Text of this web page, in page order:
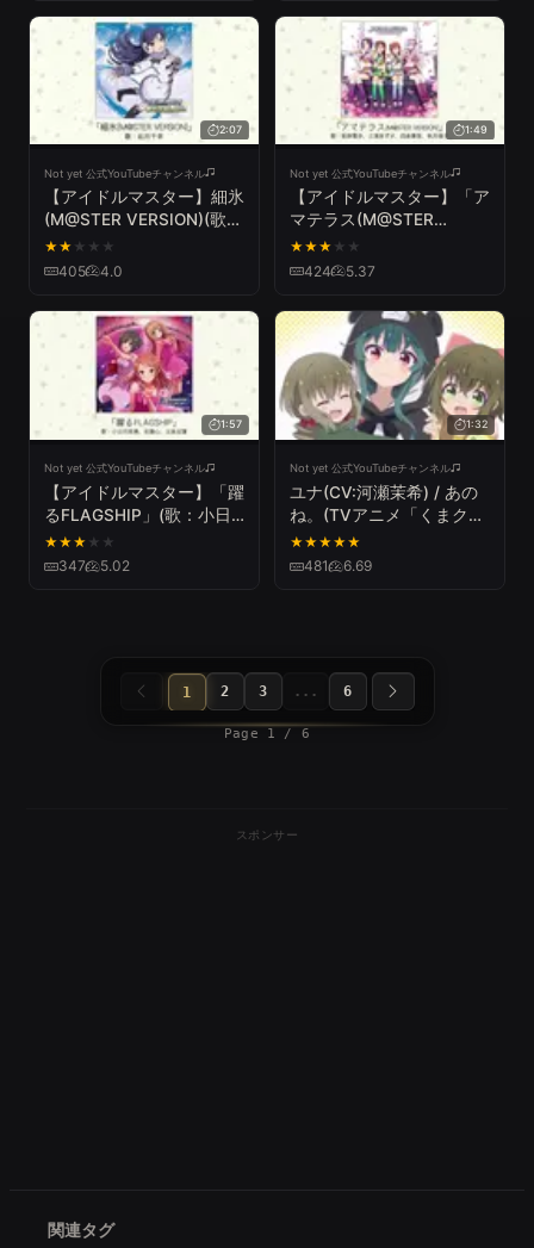
Home(TVアニメ「戦闘
員、派遣します!」EDテー
2:07
Not yet 公式YouTubeチャンネル
【アイドルマスター】細氷
(M@STER VERSION)(歌：
如月千早)
★★ ★ ★ ★
405 4.0
1:49
Not yet 公式YouTubeチャンネル
【アイドルマスター】「ア
マテラス(M@STER
VERSION)」(歌：萩原雪
歩、三浦あずさ、四条貴
★★★ ★ ★
424 5.37
1:57
Not yet 公式YouTubeチャンネル
【アイドルマスター】「躍
るFLAGSHIP」(歌：小日
向美穂、佐藤心、北条加
蓮)
★★★ ★ ★
347 5.02
1:32
Not yet 公式YouTubeチャンネル
ユナ(CV:河瀬茉希) / あの
ね。(TVアニメ「くまクマ
熊ベアー」エンディングテ
ーマ)
★★★★★
481 6.69
1 2 3 ... 6
Page 1 / 6
スポンサー
関連タグ